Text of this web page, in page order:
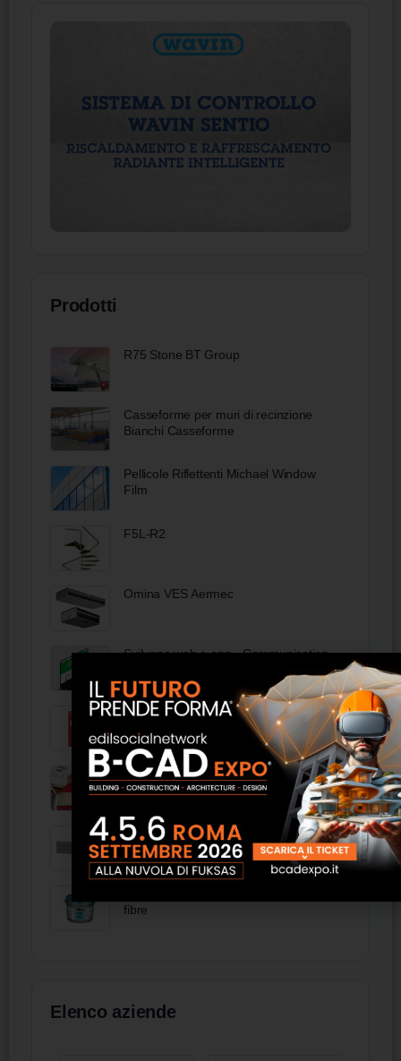
Prodotti
R75 Stone BT Group
Casseforme per muri di recinzione
Bianchi Casseforme
Pellicole Riflettenti Michael Window
Film
F5L-R2
Omina VES Aermec
Sviluppo web e app - Communication
Multifinish - Torggler
Cupola MV Living
Testata in ecopelle con strisce bombate
- FAS Italia
fibre
Elenco aziende